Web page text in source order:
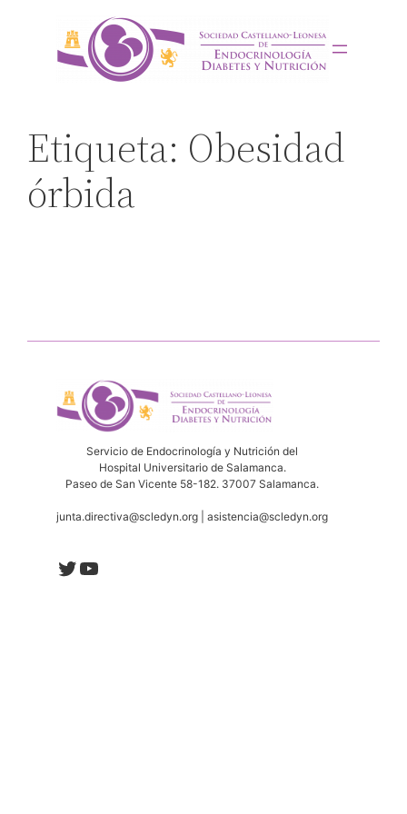
contenido
Etiqueta: Obesidad
órbida
Servicio de Endocrinología y Nutrición del
Hospital Universitario de Salamanca.
Paseo de San Vicente 58-182. 37007 Salamanca.
junta.directiva@scledyn.org | asistencia@scledyn.org
Twitter
YouTube